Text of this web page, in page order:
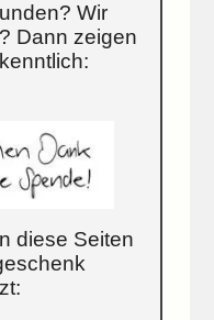
Wir
Dann zeigen
diese Seiten